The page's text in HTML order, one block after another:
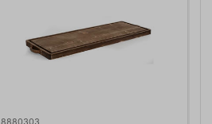
8880303